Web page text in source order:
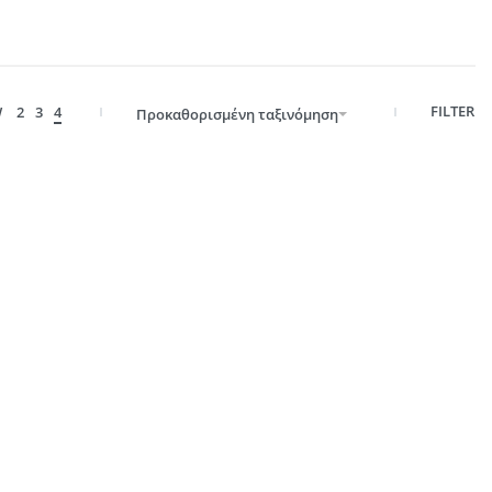
2 3 4 Προκαθορισμένη ταξινόμηση FILTER